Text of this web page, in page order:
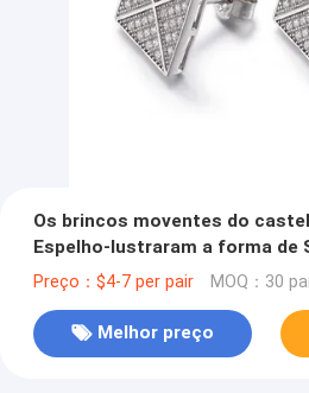
Os brincos moventes do
Espelho-lustraram a forma de
Preço：$4-7 per pair MOQ：30
Melhor preço